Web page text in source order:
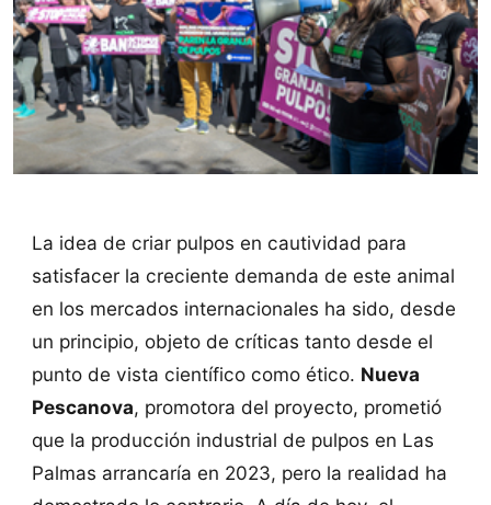
La idea de criar pulpos en cautividad para
satisfacer la creciente demanda de este animal
en los mercados internacionales ha sido, desde
un principio, objeto de críticas tanto desde el
punto de vista científico como ético. Nueva
Pescanova, promotora del proyecto, prometió
que la producción industrial de pulpos en Las
Palmas arrancaría en 2023, pero la realidad ha